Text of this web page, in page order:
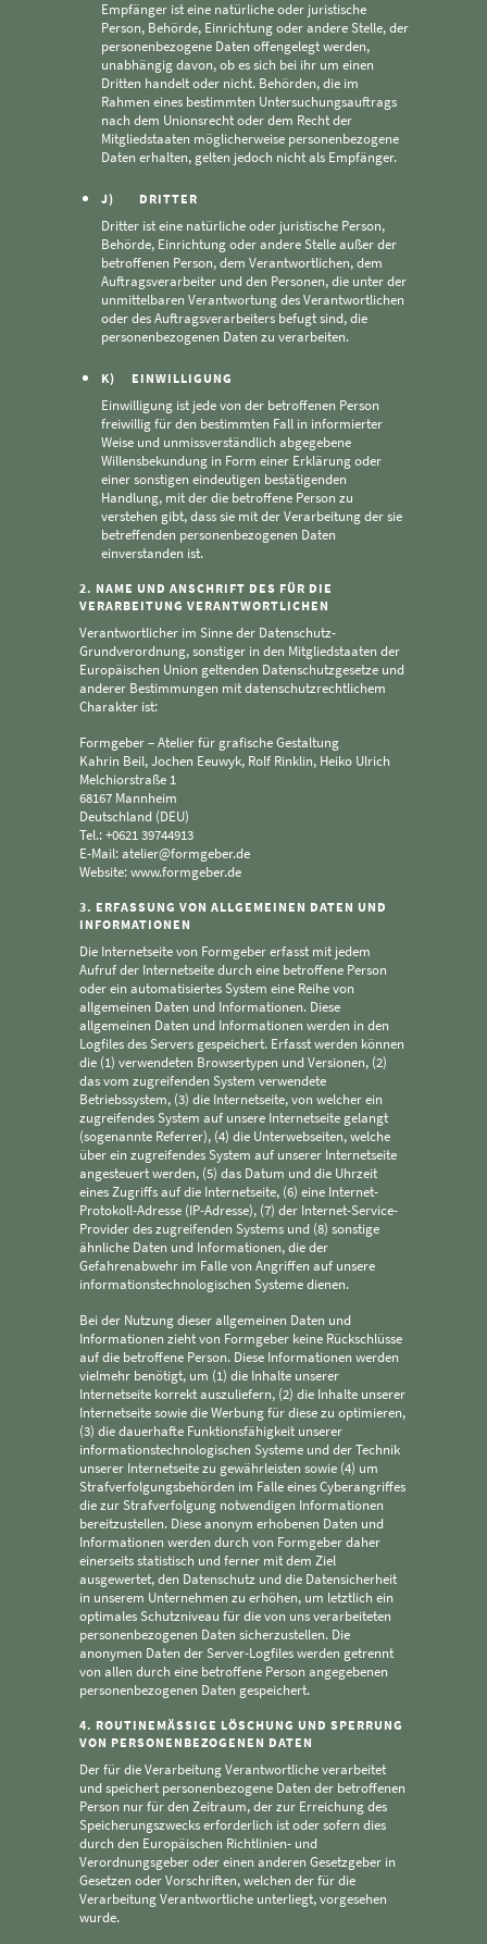
Empfänger ist eine natürliche oder juristische
Person, Behörde, Einrichtung oder andere Stelle, der
personenbezogene Daten offengelegt werden,
unabhängig davon, ob es sich bei ihr um einen
Dritten handelt oder nicht. Behörden, die im
Rahmen eines bestimmten Untersuchungsauftrags
nach dem Unionsrecht oder dem Recht der
Mitgliedstaaten möglicherweise personenbezogene
Daten erhalten, gelten jedoch nicht als Empfänger.
J) DRITTER
Dritter ist eine natürliche oder juristische Person,
Behörde, Einrichtung oder andere Stelle außer der
betroffenen Person, dem Verantwortlichen, dem
Auftragsverarbeiter und den Personen, die unter der
unmittelbaren Verantwortung des Verantwortlichen
oder des Auftragsverarbeiters befugt sind, die
personenbezogenen Daten zu verarbeiten.
K) EINWILLIGUNG
Einwilligung ist jede von der betroffenen Person
freiwillig für den bestimmten Fall in informierter
Weise und unmissverständlich abgegebene
Willensbekundung in Form einer Erklärung oder
einer sonstigen eindeutigen bestätigenden
Handlung, mit der die betroffene Person zu
verstehen gibt, dass sie mit der Verarbeitung der sie
betreffenden personenbezogenen Daten
einverstanden ist.
2. NAME UND ANSCHRIFT DES FÜR DIE
VERARBEITUNG VERANTWORTLICHEN
Verantwortlicher im Sinne der Datenschutz-
Grundverordnung, sonstiger in den Mitgliedstaaten der
Europäischen Union geltenden Datenschutzgesetze und
anderer Bestimmungen mit datenschutzrechtlichem
Charakter ist:
Formgeber – Atelier für grafische Gestaltung
Kahrin Beil, Jochen Eeuwyk, Rolf Rinklin, Heiko Ulrich
Melchiorstraße 1
68167 Mannheim
Deutschland (DEU)
Tel.: +0621 39744913
E-Mail: atelier@formgeber.de
Website: www.formgeber.de
3. ERFASSUNG VON ALLGEMEINEN DATEN UND
INFORMATIONEN
Die Internetseite von Formgeber erfasst mit jedem
Aufruf der Internetseite durch eine betroffene Person
oder ein automatisiertes System eine Reihe von
allgemeinen Daten und Informationen. Diese
allgemeinen Daten und Informationen werden in den
Logfiles des Servers gespeichert. Erfasst werden können
die (1) verwendeten Browsertypen und Versionen, (2)
das vom zugreifenden System verwendete
Betriebssystem, (3) die Internetseite, von welcher ein
zugreifendes System auf unsere Internetseite gelangt
(sogenannte Referrer), (4) die Unterwebseiten, welche
über ein zugreifendes System auf unserer Internetseite
angesteuert werden, (5) das Datum und die Uhrzeit
eines Zugriffs auf die Internetseite, (6) eine Internet-
Protokoll-Adresse (IP-Adresse), (7) der Internet-Service-
Provider des zugreifenden Systems und (8) sonstige
ähnliche Daten und Informationen, die der
Gefahrenabwehr im Falle von Angriffen auf unsere
informationstechnologischen Systeme dienen.
Bei der Nutzung dieser allgemeinen Daten und
Informationen zieht von Formgeber keine Rückschlüsse
auf die betroffene Person. Diese Informationen werden
vielmehr benötigt, um (1) die Inhalte unserer
Internetseite korrekt auszuliefern, (2) die Inhalte unserer
Internetseite sowie die Werbung für diese zu optimieren,
(3) die dauerhafte Funktionsfähigkeit unserer
informationstechnologischen Systeme und der Technik
unserer Internetseite zu gewährleisten sowie (4) um
Strafverfolgungsbehörden im Falle eines Cyberangriffes
die zur Strafverfolgung notwendigen Informationen
bereitzustellen. Diese anonym erhobenen Daten und
Informationen werden durch von Formgeber daher
einerseits statistisch und ferner mit dem Ziel
ausgewertet, den Datenschutz und die Datensicherheit
in unserem Unternehmen zu erhöhen, um letztlich ein
optimales Schutzniveau für die von uns verarbeiteten
personenbezogenen Daten sicherzustellen. Die
anonymen Daten der Server-Logfiles werden getrennt
von allen durch eine betroffene Person angegebenen
personenbezogenen Daten gespeichert.
4. ROUTINEMÄSSIGE LÖSCHUNG UND SPERRUNG V
ON PERSONENBEZOGENEN DATEN
Der für die Verarbeitung Verantwortliche verarbeitet
und speichert personenbezogene Daten der betroffenen
Person nur für den Zeitraum, der zur Erreichung des
Speicherungszwecks erforderlich ist oder sofern dies
durch den Europäischen Richtlinien- und
Verordnungsgeber oder einen anderen Gesetzgeber in
Gesetzen oder Vorschriften, welchen der für die
Verarbeitung Verantwortliche unterliegt, vorgesehen
wurde.